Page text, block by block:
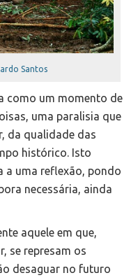
Santos
como um momento de
uma paralisia que
da qualidade das
histórico. Isto
a uma reflexão, pondo
necessária, ainda
aquele em que,
se represam os
desaguar no futuro